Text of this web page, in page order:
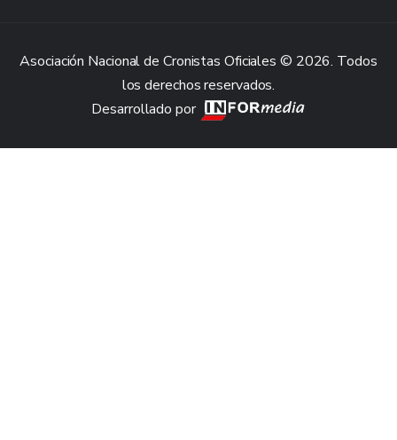
Asociación Nacional de Cronistas Oficiales © 2026. Todos
los derechos reservados.
Desarrollado por